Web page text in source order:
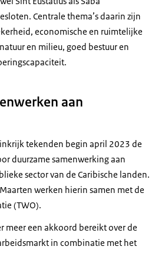
Centrale thema’s daarin zijn
economische en ruimtelijke
en milieu, goed bestuur en
aan
tekenden begin april 2023 de
duurzame samenwerking aan
sector van de Caribische landen.
werken hierin samen met de
(TWO).
meer een akkoord bereikt over de
in combinatie met het